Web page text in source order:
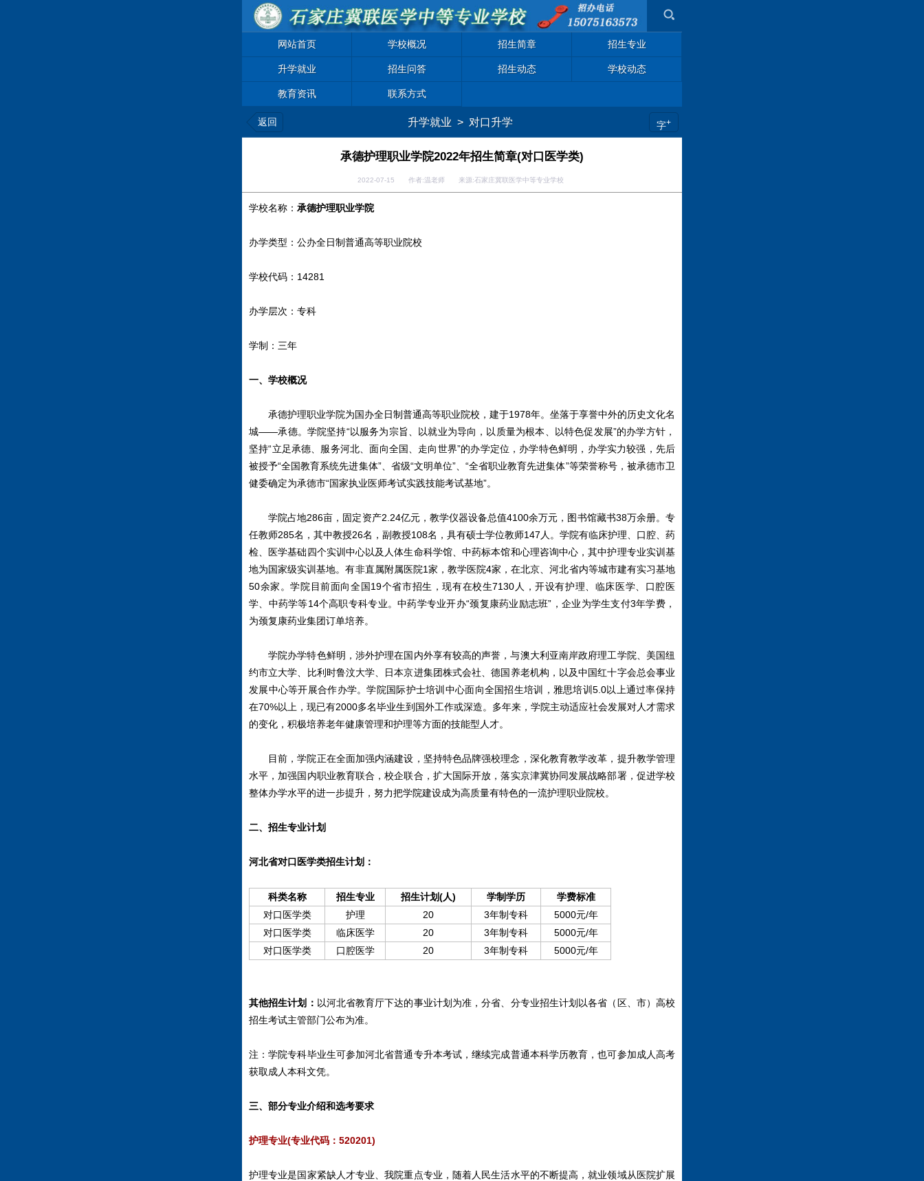
网站首页 学校概况 招生简章 招生专业
升学就业 招生问答 招生动态 学校动态
教育资讯 联系方式
返回 升学就业 > 对口升学 字+
承德护理职业学院2022年招生简章(对口医学类)
2022-07-15 作者:温老师 来源:石家庄冀联医学中等专业学校
学校名称： 承德护理职业学院
办学类型：公办全日制普通高等职业院校
学校代码：14281
办学层次：专科
学制：三年
一、学校概况
承德护理职业学院为国办全日制普通高等职业院校，建于1978年。坐落于享誉中外的历史文化名
城——承德。学院坚持“以服务为宗旨、以就业为导向，以质量为根本、以特色促发展”的办学方针，
坚持“立足承德、服务河北、面向全国、走向世界”的办学定位，办学特色鲜明，办学实力较强，先后
被授予“全国教育系统先进集体”、省级“文明单位”、“全省职业教育先进集体”等荣誉称号，被承德市卫
健委确定为承德市“国家执业医师考试实践技能考试基地”。
学院占地286亩，固定资产2.24亿元，教学仪器设备总值4100余万元，图书馆藏书38万余册。专
任教师285名，其中教授26名，副教授108名，具有硕士学位教师147人。学院有临床护理、口腔、药
检、医学基础四个实训中心以及人体生命科学馆、中药标本馆和心理咨询中心，其中护理专业实训基
地为国家级实训基地。有非直属附属医院1家，教学医院4家，在北京、河北省内等城市建有实习基地
50余家。学院目前面向全国19个省市招生，现有在校生7130人，开设有护理、临床医学、口腔医
学、中药学等14个高职专科专业。中药学专业开办“颈复康药业励志班”，企业为学生支付3年学费，
为颈复康药业集团订单培养。
学院办学特色鲜明，涉外护理在国内外享有较高的声誉，与澳大利亚南岸政府理工学院、美国纽
约市立大学、比利时鲁汶大学、日本京进集团株式会社、德国养老机构，以及中国红十字会总会事业
发展中心等开展合作办学。学院国际护士培训中心面向全国招生培训，雅思培训5.0以上通过率保持
在70%以上，现已有2000多名毕业生到国外工作或深造。多年来，学院主动适应社会发展对人才需求
的变化，积极培养老年健康管理和护理等方面的技能型人才。
目前，学院正在全面加强内涵建设，坚持特色品牌强校理念，深化教育教学改革，提升教学管理
水平，加强国内职业教育联合，校企联合，扩大国际开放，落实京津冀协同发展战略部署，促进学校
整体办学水平的进一步提升，努力把学院建设成为高质量有特色的一流护理职业院校。
二、招生专业计划
河北省对口医学类招生计划：
科类名称 招生专业 招生计划(人) 学制学历
学费标准
对口医学类
护理 20 3年制专科
5000元/年
对口医学类
临床医学 20 3年制专科
5000元/年
对口医学类
口腔医学 20 3年制专科 5000元/年
其他招生计划： 以河北省教育厅下达的事业计划为准，分省、分专业招生计划以各省（区、市）高校
招生考试主管部门公布为准。
注：学院专科毕业生可参加河北省普通专升本考试，继续完成普通本科学历教育，也可参加成人高考
获取成人本科文凭。
三、部分专业介绍和选考要求
护理专业(专业代码：520201)
护理专业是国家紧缺人才专业、我院重点专业，随着人民生活水平的不断提高，就业领域从医院扩展